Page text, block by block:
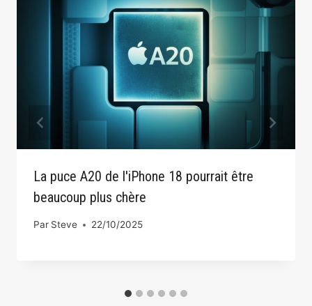
La puce A20 de l'iPhone 18 pourrait être
beaucoup plus chère
Par Steve 22/10/2025